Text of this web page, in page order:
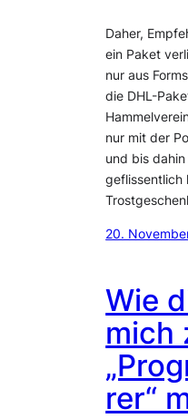
Daher,
ein Paket
nur aus
die DHL-
nur mit der
und bis
geflissentlich
20.
Wie
mich
rer“